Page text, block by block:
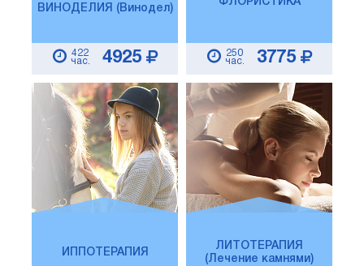
ВИНОДЕЛИЯ (Винодел)
422
час.
4925
ФЛОРИСТИКА
250
час.
3775
ИППОТЕРАПИЯ
ЛИТОТЕРАПИЯ
(Лечение камнями)